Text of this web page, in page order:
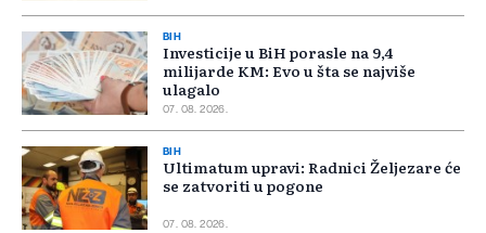
BIH
Investicije u BiH porasle na 9,4
milijarde KM: Evo u šta se najviše
ulagalo
07. 08. 2026.
BIH
Ultimatum upravi: Radnici Željezare će
se zatvoriti u pogone
07. 08. 2026.